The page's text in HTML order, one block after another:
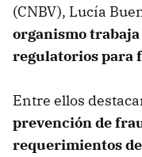
(CNBV), Lucía
organismo
regulatorios para
Entre ellos
prevención de
requerimientos